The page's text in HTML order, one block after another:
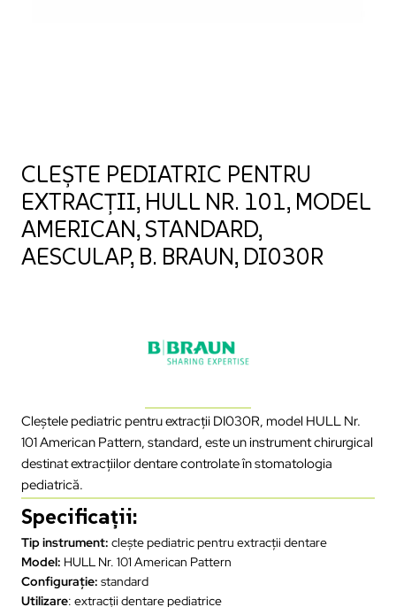
CLEȘTE PEDIATRIC PENTRU
EXTRACȚII, HULL NR. 101, MODEL
AMERICAN, STANDARD,
AESCULAP, B. BRAUN, DI030R
Cleștele pediatric pentru extracții DI030R, model HULL Nr.
101 American Pattern, standard, este un instrument chirurgical
destinat extracțiilor dentare controlate în stomatologia
pediatrică.
Specificații:
Tip instrument: clește pediatric pentru extracții dentare
Model: HULL Nr. 101 American Pattern
Configurație: standard
Utilizare: extracții dentare pediatrice